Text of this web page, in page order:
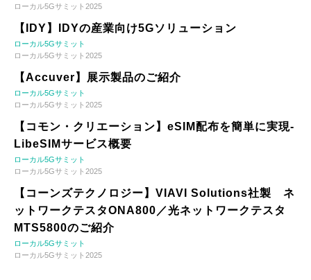
ローカル5Gサミット2025
【IDY】IDYの産業向け5Gソリューション
ローカル5Gサミット
ローカル5Gサミット2025
【Accuver】展示製品のご紹介
ローカル5Gサミット
ローカル5Gサミット2025
【コモン・クリエーション】eSIM配布を簡単に実現-
LibeSIMサービス概要
ローカル5Gサミット
ローカル5Gサミット2025
【コーンズテクノロジー】VIAVI Solutions社製 ネ
ットワークテスタONA800／光ネットワークテスタ
MTS5800のご紹介
ローカル5Gサミット
ローカル5Gサミット2025